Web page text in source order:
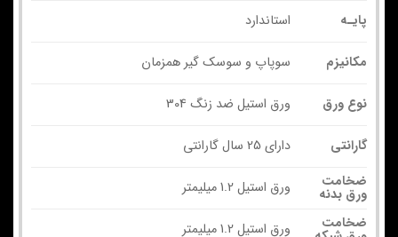
پایـه استاندارد
مکانیزم سوپاپ و سوسک گیر همزمان
نوع ورق ورق استیل ضد زنگ 304
گارانتی
دارای 25 سال گارانتی
ضخامت
ورق بدنه
ورق استیل 1.2 میلیمتر
ضخامت
ورق استیل 1.2 میلیمتر